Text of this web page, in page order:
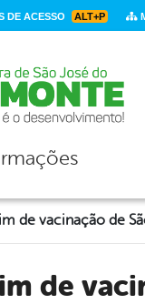
DE ACESSO ALT+P
de